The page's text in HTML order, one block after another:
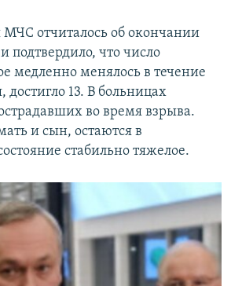
МЧС отчиталось об окончании
подтвердило, что число
медленно менялось в течение
13. В больницах
во время взрыва.
и сын, остаются в
стабильно тяжелое.